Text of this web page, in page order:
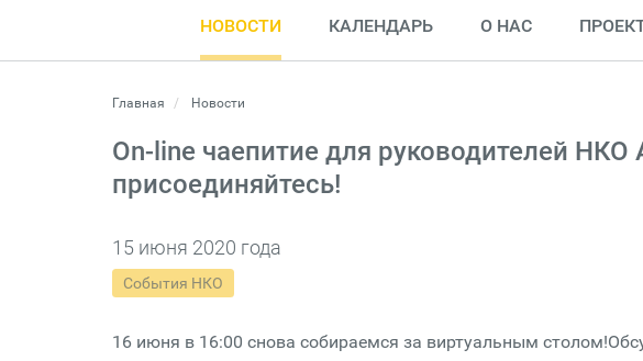
НОВОСТИ КАЛЕНДАРЬ О НАС
Главная Новости
On-line чаепитие для руководителей НКО
присоединяйтесь!
15 июня 2020 года
События НКО
16 июня в 16:00 снова собираемся за виртуальным